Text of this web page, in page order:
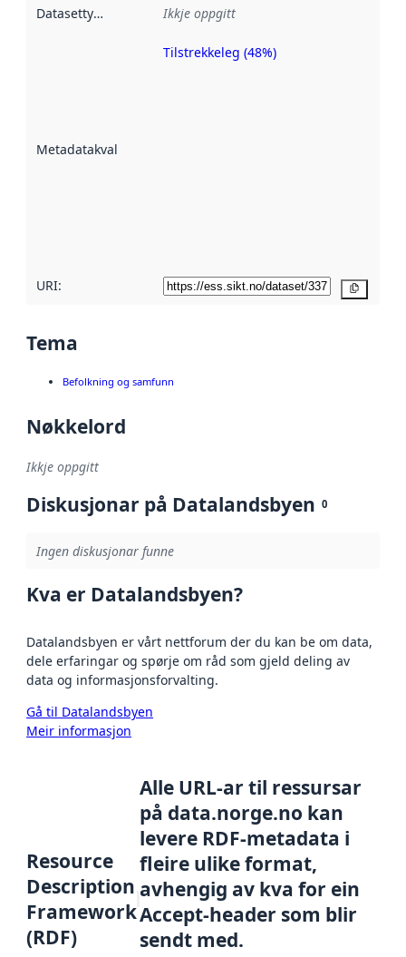
Datasettype Ikkje oppgitt
Metadatakvalitet
Metadatakvalitet
Tilstrekkeleg (48%)
URI:
Tema
Befolkning og samfunn
Nøkkelord
Ikkje oppgitt
Diskusjonar på Datalandsbyen 0
Ingen diskusjonar funne
Kva er Datalandsbyen?
Datalandsbyen er vårt nettforum der du kan be om data,
dele erfaringar og spørje om råd som gjeld deling av
data og informasjonsforvalting.
Gå til Datalandsbyen
Meir informasjon
Resource
Description
Framework
(RDF)
Alle URL-ar til ressursar
på data.norge.no kan
levere RDF-metadata i
fleire ulike format,
avhengig av kva for ein
Accept-header som blir
sendt med.